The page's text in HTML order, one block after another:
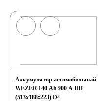
Аккумулятор автомобильный
WEZER 140 Ah 900 A ПП
(513x188x223) D4